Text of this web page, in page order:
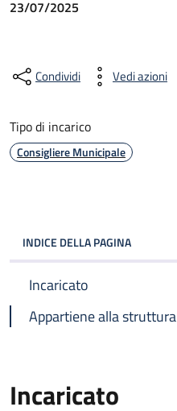
23/07/2025
Condividi Vedi azioni
Tipo di incarico
Consigliere Municipale
INDICE DELLA PAGINA
Incaricato
Appartiene alla struttura
Incaricato